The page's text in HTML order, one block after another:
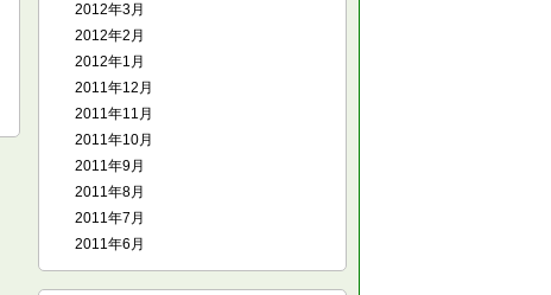
2012年3月
2012年2月
2012年1月
2011年12月
2011年11月
2011年10月
2011年9月
2011年8月
2011年7月
2011年6月